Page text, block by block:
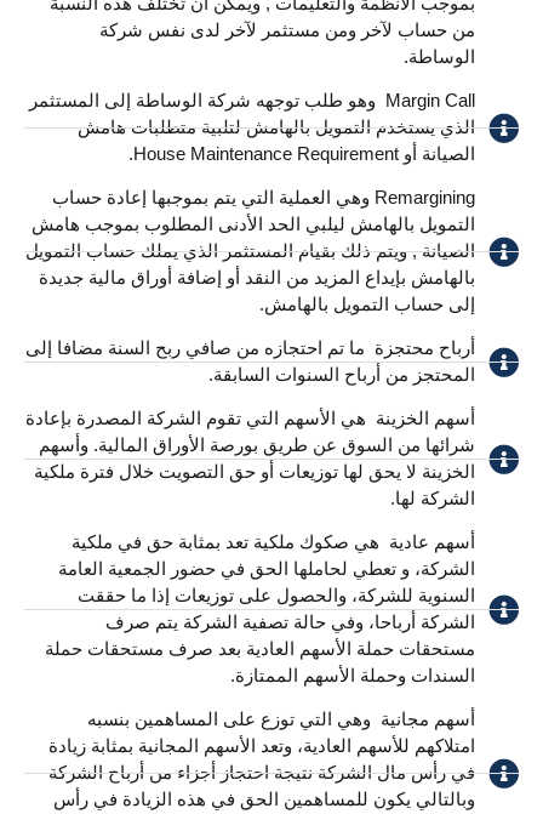
من حساب لآخر ومن مستثمر لآخر لدى نفس شركة
الوساطة.
Margin Call ​ وهو طلب توجهه شركة الوساطة إلى المستثمر
الذي يستخدم التمويل بالهامش لتلبية متطلبات هامش
الصيانة أو House Maintenance Requirement.
Remargining وهي العملية التي يتم بموجبها إعادة حساب
التمويل بالهامش ليلبي الحد الأدنى المطلوب بموجب هامش
الصيانة , ويتم ذلك بقيام المستثمر الذي يملك حساب التمويل
بالهامش بإيداع المزيد من النقد أو إضافة أوراق مالية جديدة
إلى حساب التمويل بالهامش. ​
أرباح محتجزة ​ ما تم احتجازه من صافي ربح السنة مضافا إلى
المحتجز من أرباح السنوات السابقة.
أسهم الخزينة ​ هي الأسهم التي تقوم الشركة المصدرة بإعادة
شرائها من السوق عن طريق بورصة الأوراق المالية. وأسهم
الخزينة لا يحق لها توزيعات أو حق التصويت خلال فترة ملكية
الشركة لها.
أسهم عادية ​ هي صكوك ملكية تعد بمثابة حق في ملكية
الشركة، و تعطي لحاملها الحق في حضور الجمعية العامة
السنوية للشركة، والحصول على توزيعات إذا ما حققت
الشركة أرباحا، وفي حالة تصفية الشركة يتم صرف
مستحقات حملة الأسهم العادية بعد صرف مستحقات حملة
السندات وحملة الأسهم الممتازة.
أسهم مجانية ​ وهي التي توزع على المساهمين بنسبه
امتلاكهم للأسهم العادية، وتعد الأسهم المجانية بمثابة زيادة
في رأس مال الشركة نتيجة احتجاز أجزاء من أرباح الشركة
وبالتالي يكون للمساهمين الحق في هذه الزيادة في رأس